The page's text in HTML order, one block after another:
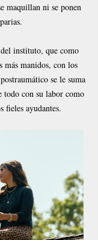
maquillan ni se ponen
instituto, que como
más manidos, con los
se le suma
todo con su labor como
fieles ayudantes.